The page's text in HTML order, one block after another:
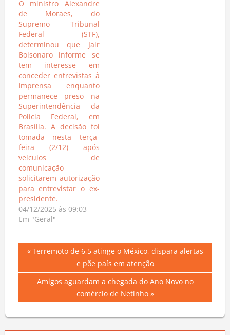
O ministro Alexandre
de Moraes, do
Supremo Tribunal
Federal (STF),
determinou que Jair
Bolsonaro informe se
tem interesse em
conceder entrevistas à
imprensa enquanto
permanece preso na
Superintendência da
Polícia Federal, em
Brasília. A decisão foi
tomada nesta terça-
feira (2/12) após
veículos de
comunicação
solicitarem autorização
para entrevistar o ex-
presidente.
04/12/2025 às 09:03
Em "Geral"
Navegação
de
Previous
Terremoto de 6,5 atinge o México, dispara alertas
e põe país em atenção
Next
Amigos aguardam a chegada do Ano Novo no
comércio de Netinho